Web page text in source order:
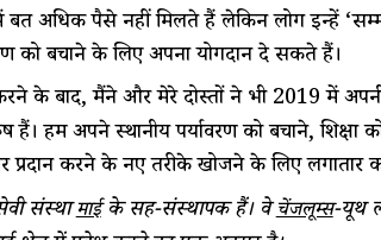
बहुत अधिक पैसे नहीं मिलते हैं लेकिन लोग इन्हें
को बचाने के लिए अपना योगदान दे सकते हैं।
के बाद, मैंने और मेरे दोस्तों ने भी 2019 में
हैं। हम अपने स्थानीय पर्यावरण को बचाने,
करने के नए तरीके खोजने के लिए लगातार
संस्थामाईके सह-संस्थापक हैं। वेचेंजलूम्स-यूथ